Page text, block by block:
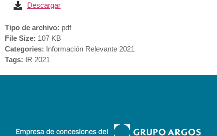
Descargar
Tipo de archivo: pdf
File Size: 107 KB
Categories: Información Relevante 2021
Tags:
IR 2021